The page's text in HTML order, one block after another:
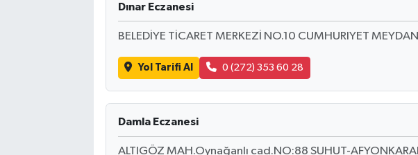
Dınar Eczanesi
BELEDİYE TİCARET MERKEZİ NO.10 CUMHURIYET
Yol Tarifi Al 0 (272) 353 60 28
Damla Eczanesi
ALTIGÖZ MAH.Oynağanlı cad.NO:88 SUHUT-